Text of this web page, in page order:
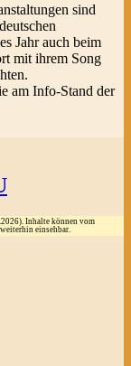
sind
Jahr auch beim
mit ihrem Song
am Info-Stand der
Inhalte können vom
einsehbar.